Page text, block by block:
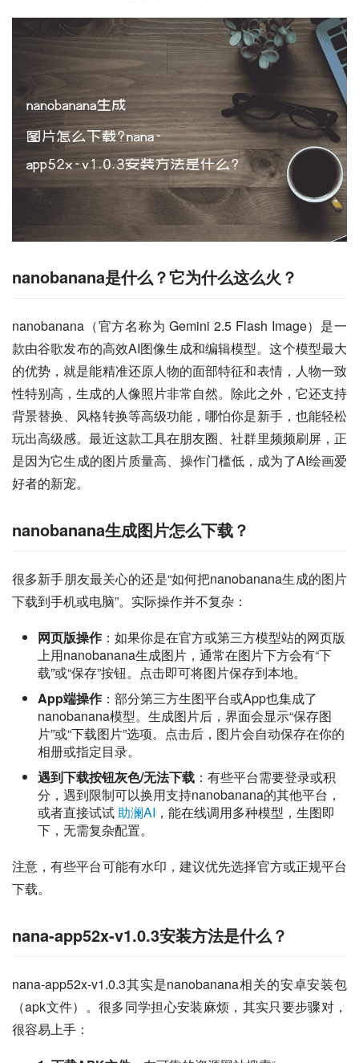
nanobanana是什么？它为什么这么火？
nanobanana（官方名称为 Gemini 2.5 Flash Image）是一
款由谷歌发布的高效AI图像生成和编辑模型。这个模型最大
的优势，就是能精准还原人物的面部特征和表情，人物一致
性特别高，生成的人像照片非常自然。除此之外，它还支持
背景替换、风格转换等高级功能，哪怕你是新手，也能轻松
玩出高级感。最近这款工具在朋友圈、社群里频频刷屏，正
是因为它生成的图片质量高、操作门槛低，成为了AI绘画爱
好者的新宠。
nanobanana生成图片怎么下载？
很多新手朋友最关心的还是“如何把nanobanana生成的图片
下载到手机或电脑”。实际操作并不复杂：
网页版操作：如果你是在官方或第三方模型站的网页版
上用nanobanana生成图片，通常在图片下方会有“下
载”或“保存”按钮。点击即可将图片保存到本地。
App端操作：部分第三方生图平台或App也集成了
nanobanana模型。生成图片后，界面会显示“保存图
片”或“下载图片”选项。点击后，图片会自动保存在你的
相册或指定目录。
遇到下载按钮灰色/无法下载 ：有些平台需要登录或积
分，遇到限制可以换用支持nanobanana的其他平台，
或者直接试试助澜AI ，能在线调用多种模型，生图即
下，无需复杂配置。
注意，有些平台可能有水印，建议优先选择官方或正规平台
下载。
nana-app52x-v1.0.3安装方法是什么？
nana-app52x-v1.0.3其实是nanobanana相关的安卓安装包
（apk文件）。很多同学担心安装麻烦，其实只要步骤对，
很容易上手：